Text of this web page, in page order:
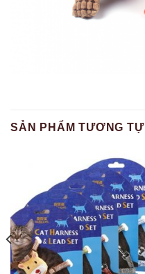
SẢN PHẨM TƯƠNG TỰ